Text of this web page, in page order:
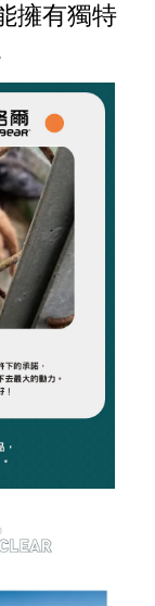
擁有獨特